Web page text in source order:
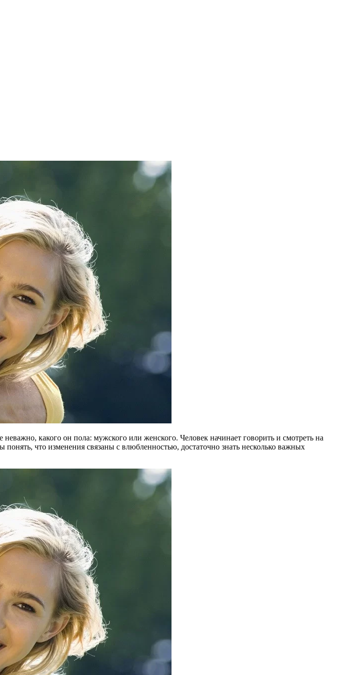
какого он пола: мужского или женского. Человек начинает говорить и смотреть на
что изменения связаны с влюбленностью, достаточно знать несколько важных